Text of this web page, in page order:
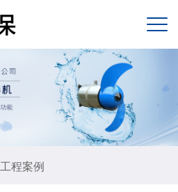
工程案例